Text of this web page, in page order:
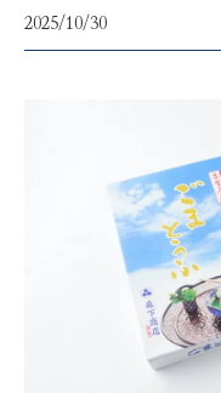
2025/10/30